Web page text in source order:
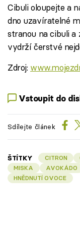
Cibuli oloupejte a
dno uzavíratelné
stranou na cibuli a
vydrží čerstvé
Zdroj:
Vstoupit do
Sdílejte článek
ŠTÍTKY CITRON
MISKA
AVOKÁDO
HNĚDNUTÍ OVOCE